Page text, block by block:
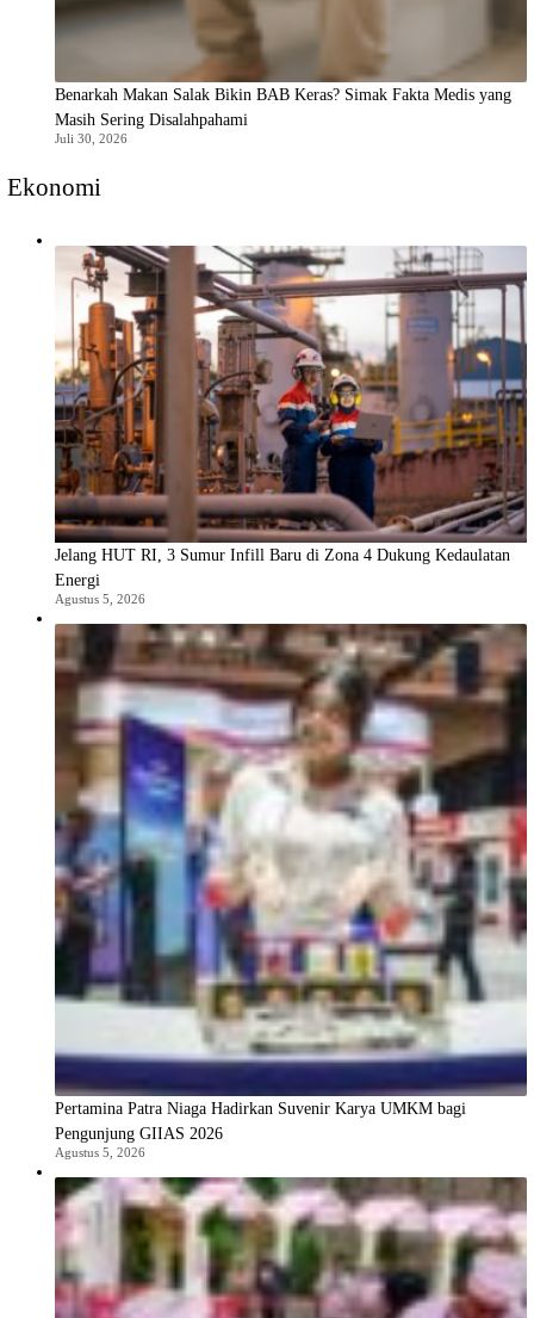
Benarkah Makan Salak Bikin BAB Keras? Simak Fakta Medis yang
Masih Sering Disalahpahami
Juli 30, 2026
Ekonomi
Jelang HUT RI, 3 Sumur Infill Baru di Zona 4 Dukung Kedaulatan
Energi
Agustus 5, 2026
Pertamina Patra Niaga Hadirkan Suvenir Karya UMKM bagi
Pengunjung GIIAS 2026
Agustus 5, 2026